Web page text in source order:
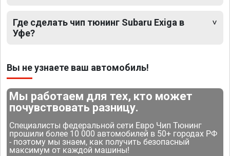
Где сделать чип тюнинг Subaru Exiga в
Уфе?
Вы не узнаете ваш автомобиль!
Мы работаем для тех, кто может
почувствовать разницу.
Специалисты федеральной сети Евро Чип Тюнинг
прошили более 10 000 автомобилей в 50+ городах РФ
- поэтому мы знаем, как получить безопасный
максимум от каждой машины!